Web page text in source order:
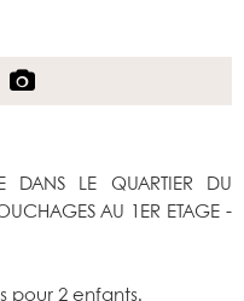
DANS LE QUARTIER DU
AU 1ER ETAGE -
pour 2 enfants.